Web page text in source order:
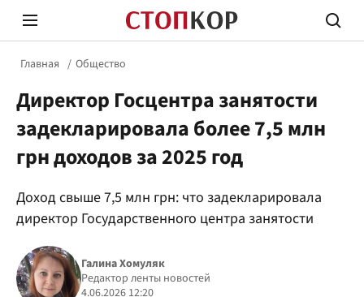
Политика
Главная Общество
Директор Госцентра занятости
задекларировала более 7,5 млн
грн доходов за 2025 год
Доход свыше 7,5 млн грн: что задекларировала
директор Государственного центра занятости
Галина Хомуляк
Редактор ленты новостей
4.06.2026 12:20